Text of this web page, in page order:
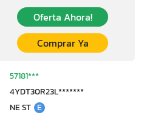
Oferta Ahora!
Comprar Ya
57181***
4YDT30R23L*******
NE ST E